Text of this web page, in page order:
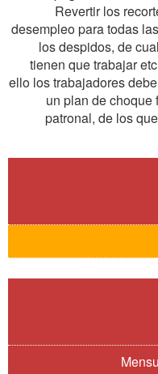
Revertir los
desempleo para todas
los despidos, de
tienen que trabajar
ello los trabajadores
un plan de
patronal, de los